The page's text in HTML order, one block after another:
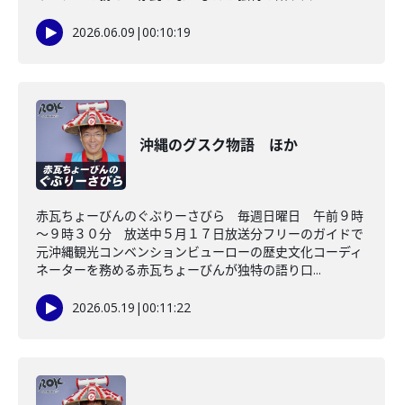
2026.06.09 |00:10:19
沖縄のグスク物語 ほか
赤瓦ちょーびんのぐぶりーさびら 毎週日曜日 午前９時
～９時３０分 放送中５月１７日放送分フリーのガイドで
元沖縄観光コンベンションビューローの歴史文化コーディ
ネーターを務める赤瓦ちょーびんが独特の語り口...
2026.05.19 |00:11:22